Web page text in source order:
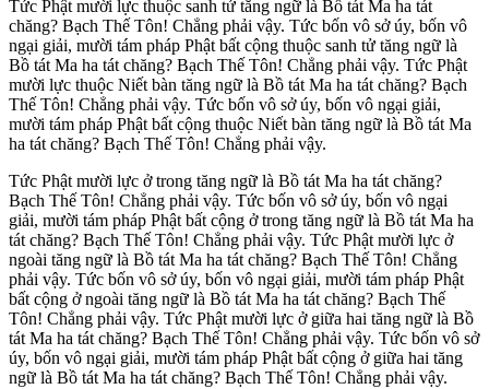
Tức Phật mười lực thuộc sanh tử tăng ngữ là Bồ tát Ma ha tát
chăng? Bạch Thế Tôn! Chẳng phải vậy. Tức bốn vô sở úy, bốn vô
ngại giải, mười tám pháp Phật bất cộng thuộc sanh tử tăng ngữ là
Bồ tát Ma ha tát chăng? Bạch Thế Tôn! Chẳng phải vậy. Tức Phật
mười lực thuộc Niết bàn tăng ngữ là Bồ tát Ma ha tát chăng? Bạch
Thế Tôn! Chẳng phải vậy. Tức bốn vô sở úy, bốn vô ngại giải,
mười tám pháp Phật bất cộng thuộc Niết bàn tăng ngữ là Bồ tát Ma
ha tát chăng? Bạch Thế Tôn! Chẳng phải vậy.
Tức Phật mười lực ở trong tăng ngữ là Bồ tát Ma ha tát chăng?
Bạch Thế Tôn! Chẳng phải vậy. Tức bốn vô sở úy, bốn vô ngại
giải, mười tám pháp Phật bất cộng ở trong tăng ngữ là Bồ tát Ma ha
tát chăng? Bạch Thế Tôn! Chẳng phải vậy. Tức Phật mười lực ở
ngoài tăng ngữ là Bồ tát Ma ha tát chăng? Bạch Thế Tôn! Chẳng
phải vậy. Tức bốn vô sở úy, bốn vô ngại giải, mười tám pháp Phật
bất cộng ở ngoài tăng ngữ là Bồ tát Ma ha tát chăng? Bạch Thế
Tôn! Chẳng phải vậy. Tức Phật mười lực ở giữa hai tăng ngữ là Bồ
tát Ma ha tát chăng? Bạch Thế Tôn! Chẳng phải vậy. Tức bốn vô sở
úy, bốn vô ngại giải, mười tám pháp Phật bất cộng ở giữa hai tăng
ngữ là Bồ tát Ma ha tát chăng? Bạch Thế Tôn! Chẳng phải vậy.